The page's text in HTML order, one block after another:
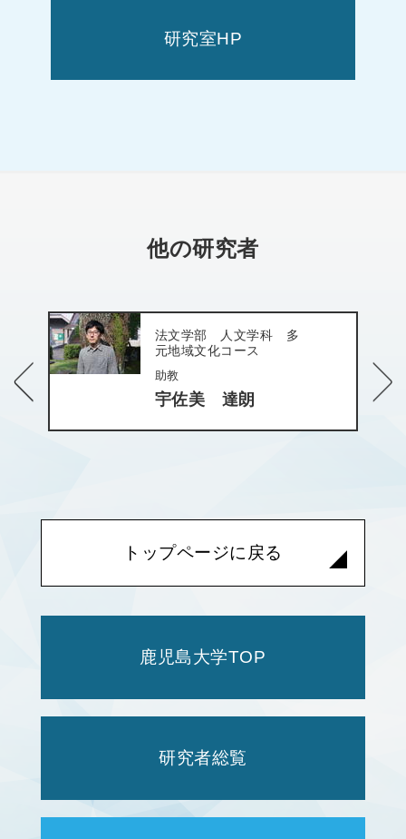
研究室HP
他の研究者
共同獣医学部畜産学科
（食肉科学）
教授
室谷 進
トップページに戻る
鹿児島大学TOP
研究者総覧